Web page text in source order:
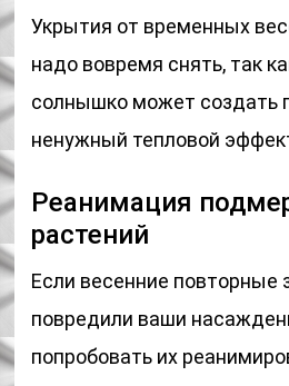
Укрытия от временных
надо вовремя снять, так
солнышко может создать
ненужный тепловой
Реанимация
растений
Если весенние повторные
повредили ваши
попробовать их